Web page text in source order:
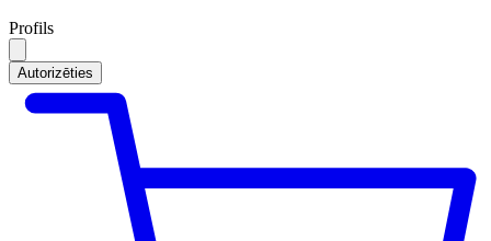
Profils
Autorizēties